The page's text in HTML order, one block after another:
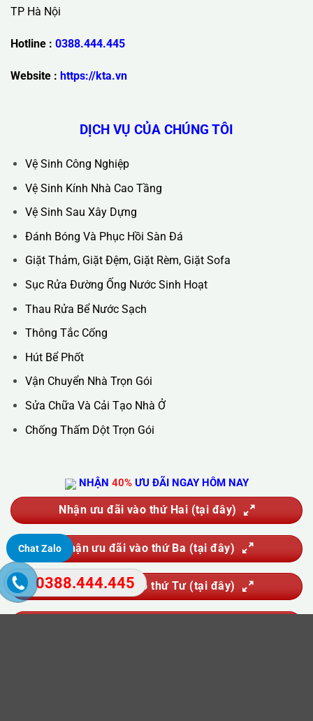
Trụ Sở Chính :
DỊCH VỤ CỦA CHÚNG TÔI
Vệ Sinh Công Nghiệp
Vệ Sinh Kính Nhà Cao Tầng
Vệ Sinh Sau Xây Dựng
Đánh Bóng Và Phục Hồi Sàn Đá
Giặt Thảm, Giặt Đệm, Giặt Rèm, Giặt Sofa
Sục Rửa Đường Ống Nước Sinh Hoạt
Thau Rửa Bể Nước Sạch
Thông Tắc Cống
Hút Bể Phốt
Sửa Chữa Và Cải Tạo Nhà Ở
Chống Thấm Dột Trọn Gói
NHẬN40%ƯU ĐÃI NGAY HÔM NAY
Nhận ưu đãi vào thứ Hai (tại đây)
Chat Zalo
0388.444.445